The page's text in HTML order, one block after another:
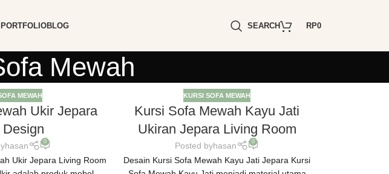
PORTFOLIOBLOG SEARCH RP0
Mewah
MEWAH
Ukir Jepara
hasan 0
Ukir Jepara Living Room
KURSI SOFA MEWAH
Kursi Sofa Mewah Kayu Jati
Ukiran Jepara Living Room
Posted byhasan 0
Desain Kursi Sofa Mewah Kayu Jati Jepara Kursi